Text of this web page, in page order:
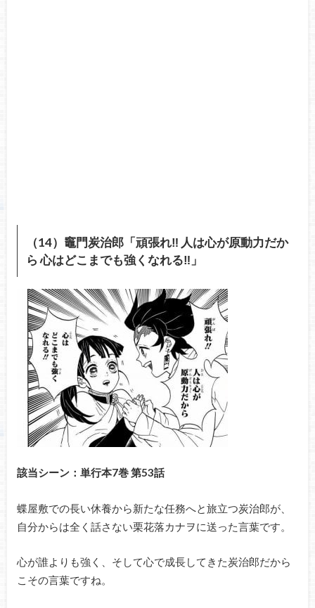
（14）竈門炭治郎「頑張れ‼︎ 人は心が原動力だか
ら 心はどこまでも強くなれる‼︎」
該当シーン：単行本7巻 第53話
蝶屋敷での長い休養から新たな任務へと旅立つ炭治郎が、
自分からは全く話さない栗花落カナヲに送った言葉です。
心が誰よりも強く、そして心で成長してきた炭治郎だから
こその言葉ですね。